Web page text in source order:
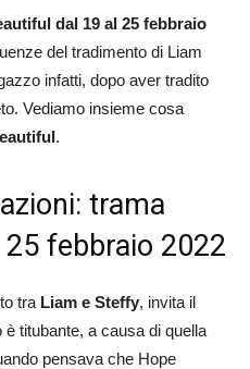
dal 19 al 25 febbraio
del tradimento di Liam
infatti, dopo aver tradito
Vediamo insieme cosa
.
trama
febbraio 2022
tra Liam e Steffy, invita il
titubante, a causa di quella
pensava che Hope